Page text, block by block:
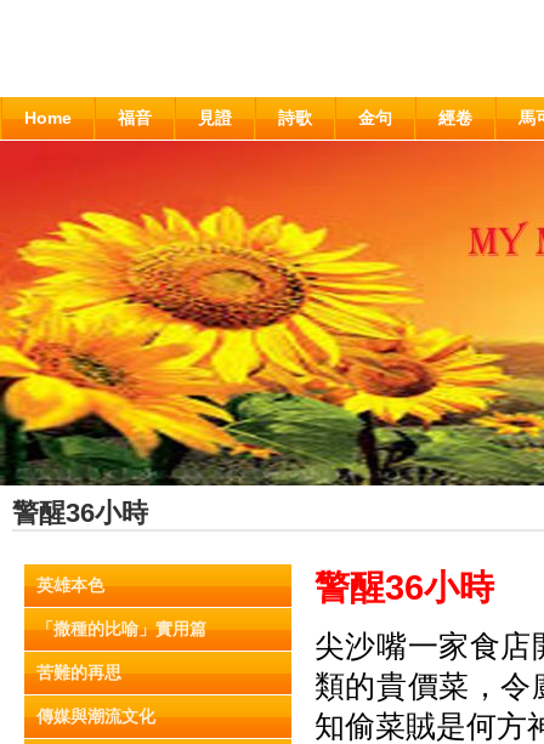
Home 福音 見證 詩歌 金句 經卷 馬
警醒36小時
英雄本色
「撒種的比喻」實用篇
苦難的再思
傳媒與潮流文化
警醒36小時
尖沙嘴一家食店
類的貴價菜，令
知偷菜賊是何方